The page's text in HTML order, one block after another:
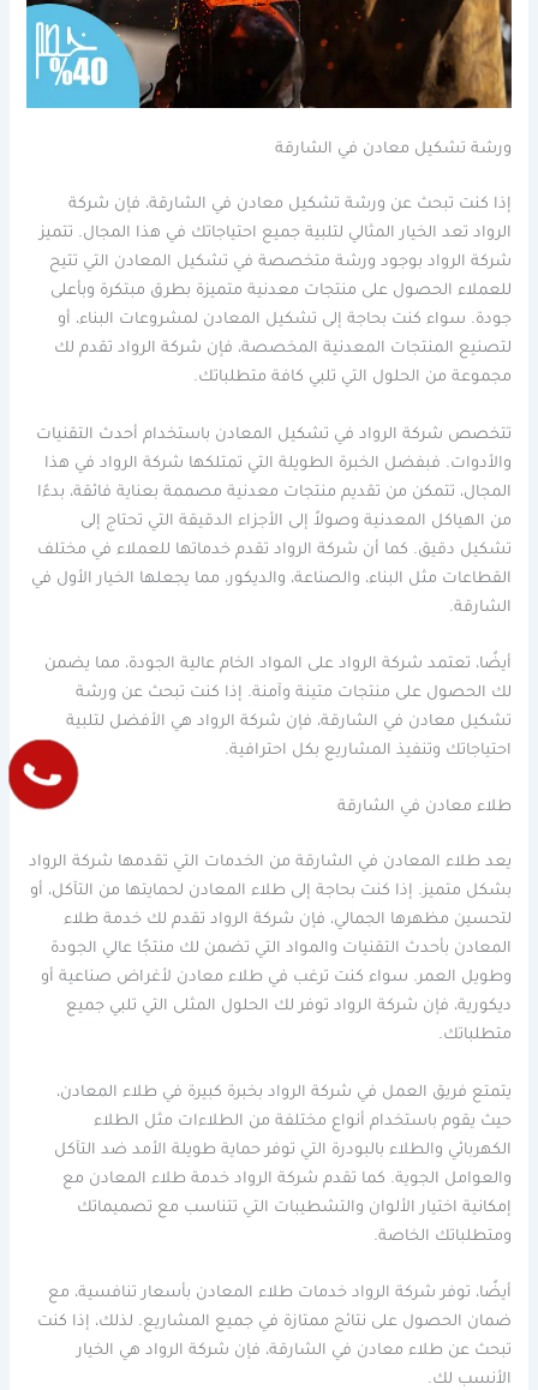
ورشة تشكيل معادن في الشارقة
إذا كنت تبحث عن ورشة تشكيل معادن في الشارقة، فإن شركة
الرواد تعد الخيار المثالي لتلبية جميع احتياجاتك في هذا المجال. تتميز
شركة الرواد بوجود ورشة متخصصة في تشكيل المعادن التي تتيح
للعملاء الحصول على منتجات معدنية متميزة بطرق مبتكرة وبأعلى
جودة. سواء كنت بحاجة إلى تشكيل المعادن لمشروعات البناء، أو
لتصنيع المنتجات المعدنية المخصصة، فإن شركة الرواد تقدم لك
مجموعة من الحلول التي تلبي كافة متطلباتك.
تتخصص شركة الرواد في تشكيل المعادن باستخدام أحدث التقنيات
والأدوات. فبفضل الخبرة الطويلة التي تمتلكها شركة الرواد في هذا
المجال، تتمكن من تقديم منتجات معدنية مصممة بعناية فائقة، بدءًا
من الهياكل المعدنية وصولاً إلى الأجزاء الدقيقة التي تحتاج إلى
تشكيل دقيق. كما أن شركة الرواد تقدم خدماتها للعملاء في مختلف
القطاعات مثل البناء، والصناعة، والديكور، مما يجعلها الخيار الأول في
الشارقة.
أيضًا، تعتمد شركة الرواد على المواد الخام عالية الجودة، مما يضمن
لك الحصول على منتجات متينة وآمنة. إذا كنت تبحث عن ورشة
تشكيل معادن في الشارقة، فإن شركة الرواد هي الأفضل لتلبية
احتياجاتك وتنفيذ المشاريع بكل احترافية.
طلاء معادن في الشارقة
يعد طلاء المعادن في الشارقة من الخدمات التي تقدمها شركة الرواد
بشكل متميز. إذا كنت بحاجة إلى طلاء المعادن لحمايتها من التآكل، أو
لتحسين مظهرها الجمالي، فإن شركة الرواد تقدم لك خدمة طلاء
المعادن بأحدث التقنيات والمواد التي تضمن لك منتجًا عالي الجودة
وطويل العمر. سواء كنت ترغب في طلاء معادن لأغراض صناعية أو
ديكورية، فإن شركة الرواد توفر لك الحلول المثلى التي تلبي جميع
متطلباتك.
يتمتع فريق العمل في شركة الرواد بخبرة كبيرة في طلاء المعادن،
حيث يقوم باستخدام أنواع مختلفة من الطلاءات مثل الطلاء
الكهربائي والطلاء بالبودرة التي توفر حماية طويلة الأمد ضد التآكل
والعوامل الجوية. كما تقدم شركة الرواد خدمة طلاء المعادن مع
إمكانية اختيار الألوان والتشطيبات التي تتناسب مع تصميماتك
ومتطلباتك الخاصة.
أيضًا، توفر شركة الرواد خدمات طلاء المعادن بأسعار تنافسية، مع
ضمان الحصول على نتائج ممتازة في جميع المشاريع. لذلك، إذا كنت
تبحث عن طلاء معادن في الشارقة، فإن شركة الرواد هي الخيار
الأنسب لك.